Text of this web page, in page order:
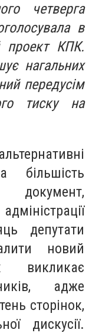
четверга
в
проект КПК.
нагальних
передусім
тиску на
більшість
депутати
новий
викликає
адже
сторінок,
дискусії.